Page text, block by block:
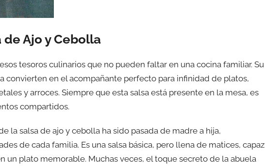
Ajo y Cebolla
tesoros culinarios que no pueden faltar en una cocina familiar. Su
convierten en el acompañante perfecto para infinidad de platos,
y arroces. Siempre que esta salsa está presente en la mesa, es
compartidos.
la salsa de ajo y cebolla ha sido pasada de madre a hija,
de cada familia. Es una salsa básica, pero llena de matices, capaz
un plato memorable. Muchas veces, el toque secreto de la abuela